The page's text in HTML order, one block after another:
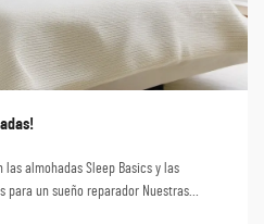
almohadas Sleep Basics y las
para un sueño reparador Nuestras